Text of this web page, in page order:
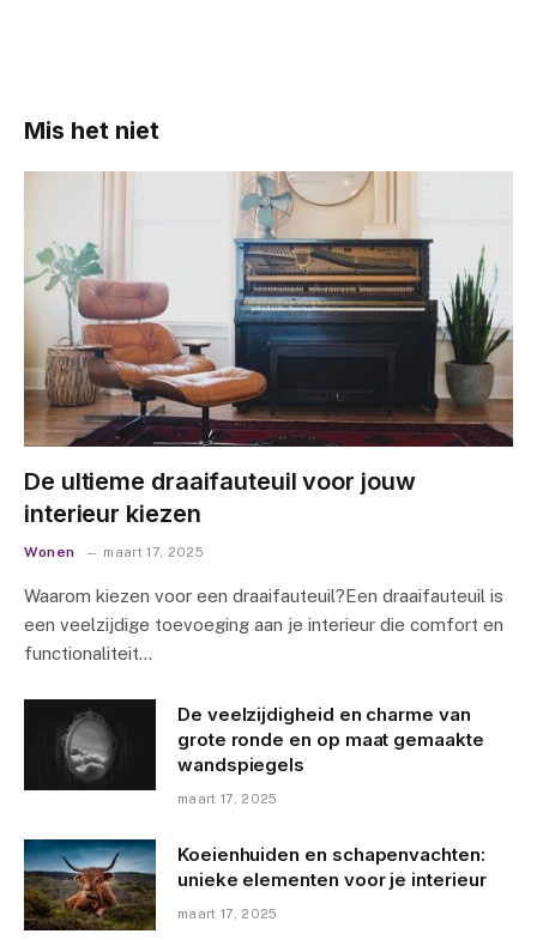
Mis het niet
De ultieme draaifauteuil voor jouw
interieur kiezen
Wonen maart 17, 2025
Waarom kiezen voor een draaifauteuil?Een draaifauteuil is
een veelzijdige toevoeging aan je interieur die comfort en
functionaliteit…
De veelzijdigheid en charme van
grote ronde en op maat gemaakte
wandspiegels
maart 17, 2025
Koeienhuiden en schapenvachten:
unieke elementen voor je interieur
maart 17, 2025